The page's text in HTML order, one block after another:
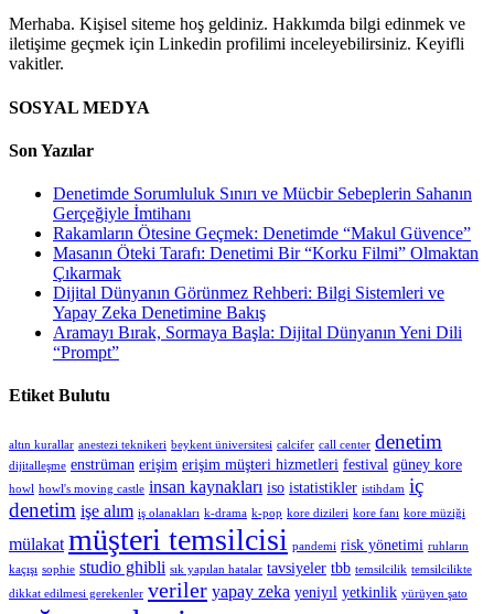
Merhaba. Kişisel siteme hoş geldiniz. Hakkımda bilgi edinmek ve
iletişime geçmek için Linkedin profilimi inceleyebilirsiniz. Keyifli
vakitler.
SOSYAL MEDYA
Son Yazılar
Denetimde Sorumluluk Sınırı ve Mücbir Sebeplerin Sahanın
Gerçeğiyle İmtihanı
Rakamların Ötesine Geçmek: Denetimde “Makul Güvence”
Masanın Öteki Tarafı: Denetimi Bir “Korku Filmi” Olmaktan
Çıkarmak
Dijital Dünyanın Görünmez Rehberi: Bilgi Sistemleri ve
Yapay Zeka Denetimine Bakış
Aramayı Bırak, Sormaya Başla: Dijital Dünyanın Yeni Dili
“Prompt”
Etiket Bulutu
altın kurallar anestezi teknikeri beykent üniversitesi calcifer call center denetim
dijitalleşme enstrüman erişim erişim müşteri hizmetleri festival güney kore
howl howl's moving castle insan kaynakları iso istatistikler istihdam iç
denetim işe alım iş olanakları k-drama k-pop kore dizileri kore fanı kore müziği
mülakat müşteri temsilcisi pandemi risk yönetimi ruhların
kaçışı sophie studio ghibli sık yapılan hatalar tavsiyeler tbb temsilcilik temsilcilikte
dikkat edilmesi gerekenler veriler yapay zeka yeniyıl yetkinlik yürüyen şato